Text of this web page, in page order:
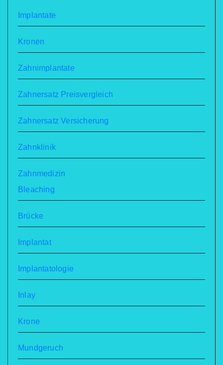
Implantate
Kronen
Zahnimplantate
Zahnersatz Preisvergleich
Zahnersatz Versicherung
Zahnklinik
Zahnmedizin
Bleaching
Brücke
Implantat
Implantatologie
Inlay
Krone
Mundgeruch